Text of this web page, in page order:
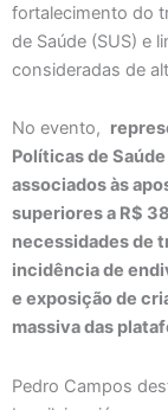
fortalecimento do
de Saúde (SUS) e
consideradas de
No evento,
Políticas de
associados às
superiores a R$
necessidades de
incidência de
e exposição de
massiva das
Pedro Campos